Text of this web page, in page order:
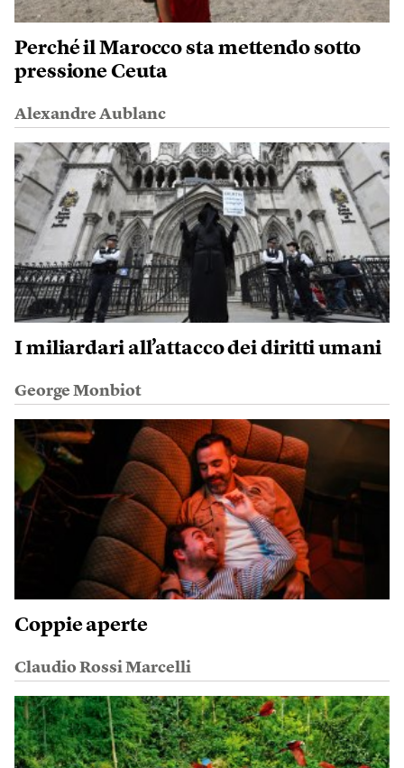
Perché il Marocco sta mettendo sotto
pressione Ceuta
Alexandre Aublanc
I miliardari all’attacco dei diritti umani
George Monbiot
Coppie aperte
Claudio Rossi Marcelli